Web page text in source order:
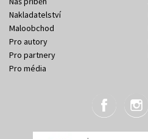
Nakladatelství
Maloobchod
Pro autory
Pro partnery
Pro média